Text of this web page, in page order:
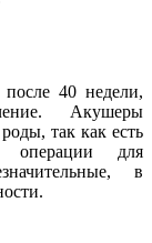
после 40 недели,
Акушеры
так как есть
операции для
в